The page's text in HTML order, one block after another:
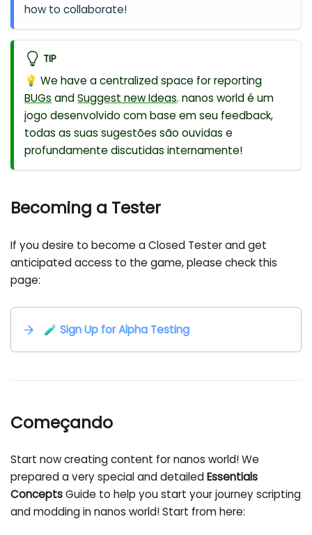
how to collaborate!
TIP
💡 We have a centralized space for reporting
BUGs andSuggest new Ideas. nanos world é um
jogo desenvolvido com base em seu feedback,
todas as suas sugestões são ouvidas e
profundamente discutidas internamente!
Becoming a Tester
If you desire to become a Closed Tester and get
anticipated access to the game, please check this
page:
🧪 Sign Up for Alpha Testing
Começando
Start now creating content for nanos world! We
prepared a very special and detailedEssentials
ConceptsGuide to help you start your journey scripting
and modding in nanos world! Start from here: